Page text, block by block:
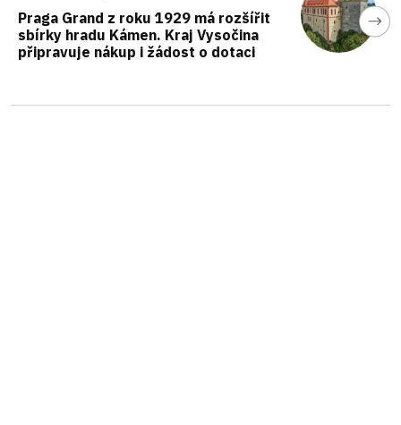
Praga Grand z roku 1929 má rozšířit
sbírky hradu Kámen. Kraj Vysočina
připravuje nákup i žádost o dotaci